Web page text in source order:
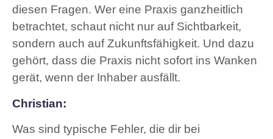
diesen Fragen. Wer eine Praxis ganzheitlich
betrachtet, schaut nicht nur auf Sichtbarkeit,
sondern auch auf Zukunftsfähigkeit. Und dazu
gehört, dass die Praxis nicht sofort ins Wanken
gerät, wenn der Inhaber ausfällt.
Christian:
Was sind typische Fehler, die dir bei